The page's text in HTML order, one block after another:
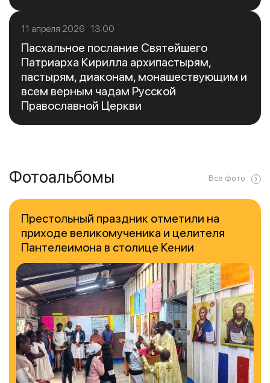
11 апреля 2026 13:00
Пасхальное послание Святейшего
Патриарха Кирилла архипастырям,
пастырям, диаконам, монашествующим и
всем верным чадам Русской
Православной Церкви
Фотоальбомы Все фото
Престольный праздник отметили на
приходе великомученика и целителя
Пантелеимона в столице Кении